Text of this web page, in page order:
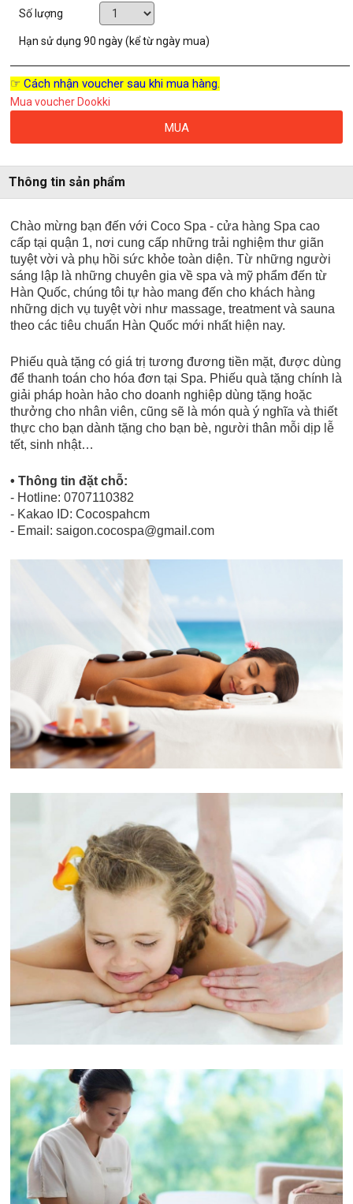
Số lượng
Hạn sử dụng90 ngày (kể từ ngày mua)
☞ Cách nhận voucher sau khi mua hàng.
Mua voucher Dookki
MUA
Thông tin sản phẩm
Chào mừng bạn đến với Coco Spa - cửa hàng Spa cao
cấp tại quận 1, nơi cung cấp những trải nghiệm thư giãn
tuyệt vời và phụ hồi sức khỏe toàn diện. Từ những người
sáng lập là những chuyên gia về spa và mỹ phẩm đến từ
Hàn Quốc, chúng tôi tự hào mang đến cho khách hàng
những dịch vụ tuyệt vời như massage, treatment và sauna
theo các tiêu chuẩn Hàn Quốc mới nhất hiện nay.
Phiếu quà tặng có giá trị tương đương tiền mặt, được dùng
để thanh toán cho hóa đơn tại Spa. Phiếu quà tặng chính là
giải pháp hoàn hảo cho doanh nghiệp dùng tặng hoặc
thưởng cho nhân viên, cũng sẽ là món quà ý nghĩa và thiết
thực cho bạn dành tặng cho bạn bè, người thân mỗi dịp lễ
tết, sinh nhật…
• Thông tin đặt chỗ:
- Hotline: 0707110382
- Kakao ID: Cocospahcm
- Email: saigon.cocospa@gmail.com